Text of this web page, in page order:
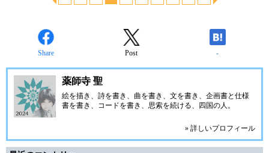
Share Post -
薬師寺 聖
絵を描き、詩を書き、曲を書き、文を書き、企画書と仕様
書を書き、コードを書き、思索を続ける、四国の人。
» 詳しいプロフィール